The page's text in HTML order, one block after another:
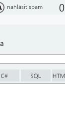
nahlásit spam 0